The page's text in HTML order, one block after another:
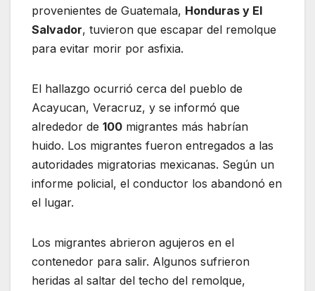
provenientes de Guatemala, Honduras y El
Salvador, tuvieron que escapar del remolque
para evitar morir por asfixia.
El hallazgo ocurrió cerca del pueblo de
Acayucan, Veracruz, y se informó que
alrededor de 100 migrantes más habrían
huido. Los migrantes fueron entregados a las
autoridades migratorias mexicanas. Según un
informe policial, el conductor los abandonó en
el lugar.
Los migrantes abrieron agujeros en el
contenedor para salir. Algunos sufrieron
heridas al saltar del techo del remolque,